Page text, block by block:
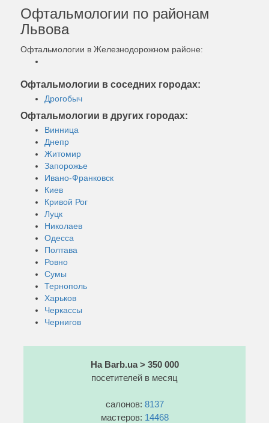
Офтальмологии по районам
Львова
Офтальмологии в Железнодорожном районе:
Офтальмологии в соседних городах:
Дрогобыч
Офтальмологии в других городах:
Винница
Днепр
Житомир
Запорожье
Ивано-Франковск
Киев
Кривой Рог
Луцк
Николаев
Одесса
Полтава
Ровно
Сумы
Тернополь
Харьков
Черкассы
Чернигов
На Barb.ua > 350 000
посетителей в месяц
салонов: 8137
мастеров: 14468